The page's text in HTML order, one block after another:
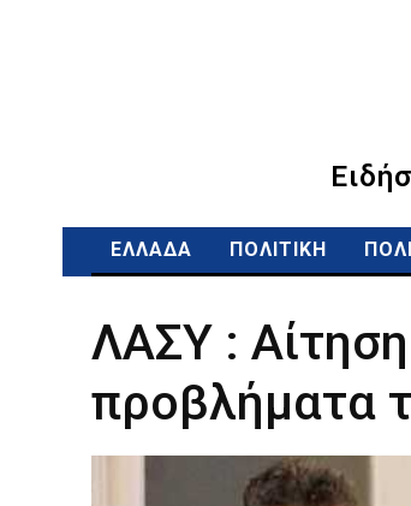
ΕΛΛΑΔΑ ΠΟΛΙΤΙΚΗ
ΛΑΣΥ :
προβλήματα